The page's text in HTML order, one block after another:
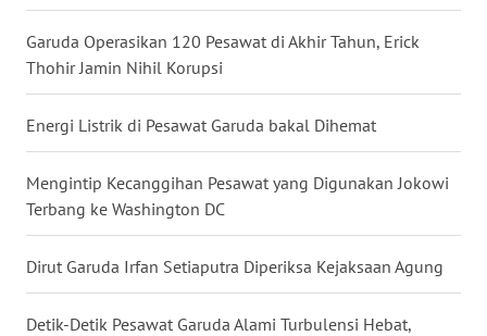
Garuda Operasikan 120 Pesawat di Akhir Tahun, Erick
Thohir Jamin Nihil Korupsi
Energi Listrik di Pesawat Garuda bakal Dihemat
Mengintip Kecanggihan Pesawat yang Digunakan Jokowi
Terbang ke Washington DC
Dirut Garuda Irfan Setiaputra Diperiksa Kejaksaan Agung
Detik-Detik Pesawat Garuda Alami Turbulensi Hebat,
NUSANTARA
JOGJA
WN
JATIM
WN
BALI